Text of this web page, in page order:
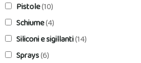
Pistole(10)
Schiume(4)
Siliconi e sigillanti(14)
Sprays(6)